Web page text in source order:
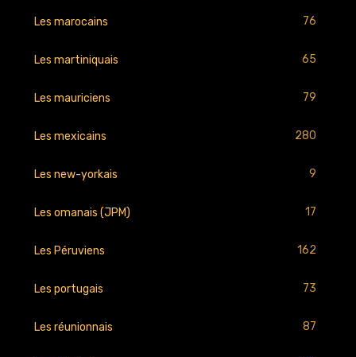
Les marocains 76
Les martiniquais 65
Les mauriciens 79
Les mexicains 280
Les new-yorkais 9
Les omanais (JPM) 17
Les Péruviens 162
Les portugais 73
Les réunionnais 87